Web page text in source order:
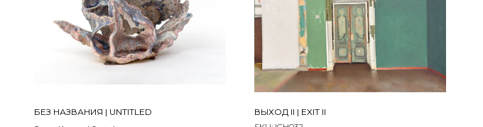
БЕЗ НАЗВАНИЯ | UNTITLED
ВЫХОД II | EXIT II